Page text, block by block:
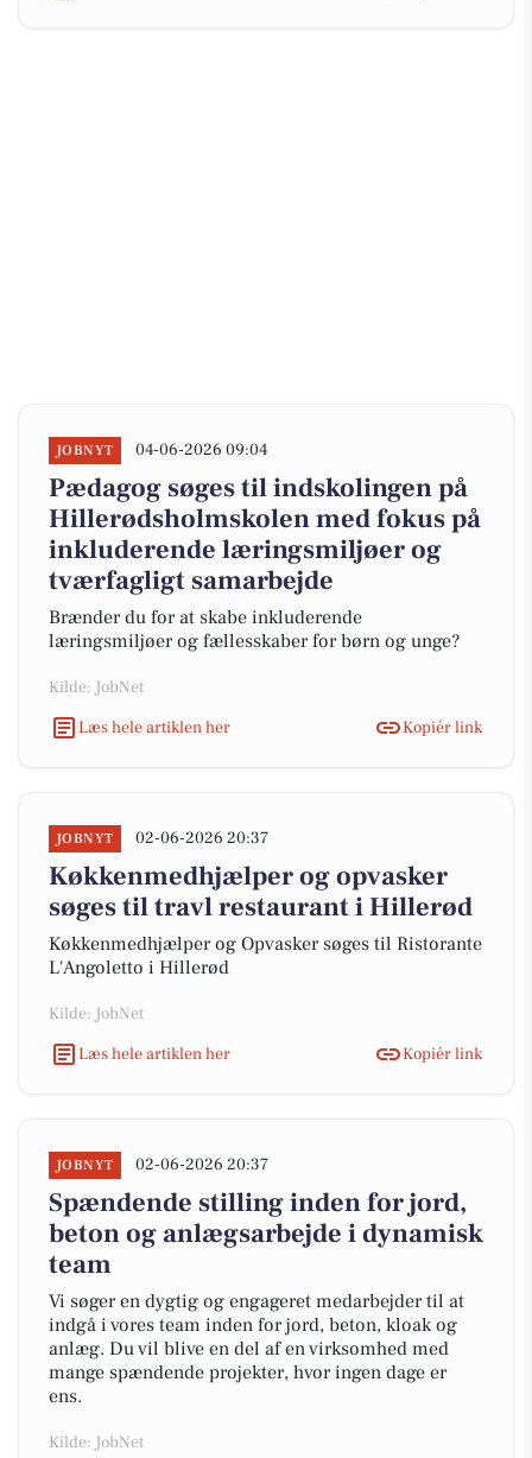
JOBNYT 04-06-2026 09:04
Pædagog søges til indskolingen på
Hillerødsholmskolen med fokus på
inkluderende læringsmiljøer og
tværfagligt samarbejde
Brænder du for at skabe inkluderende
læringsmiljøer og fællesskaber for børn og unge?
Kilde: JobNet
Læs hele artiklen her
Kopiér link
JOBNYT 02-06-2026 20:37
Køkkenmedhjælper og opvasker
søges til travl restaurant i Hillerød
Køkkenmedhjælper og Opvasker søges til Ristorante
L'Angoletto i Hillerød
Kilde: JobNet
Læs hele artiklen her
Kopiér link
JOBNYT 02-06-2026 20:37
Spændende stilling inden for jord,
beton og anlægsarbejde i dynamisk
team
Vi søger en dygtig og engageret medarbejder til at
indgå i vores team inden for jord, beton, kloak og
anlæg. Du vil blive en del af en virksomhed med
mange spændende projekter, hvor ingen dage er
ens.
Kilde: JobNet